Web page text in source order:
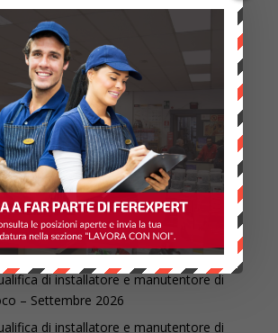
ed eventi
di installatore e manutentore di
– Settembre 2026
di installatore e manutentore di